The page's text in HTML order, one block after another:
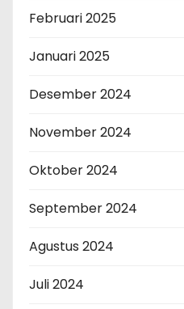
Februari 2025
Januari 2025
Desember 2024
November 2024
Oktober 2024
September 2024
Agustus 2024
Juli 2024